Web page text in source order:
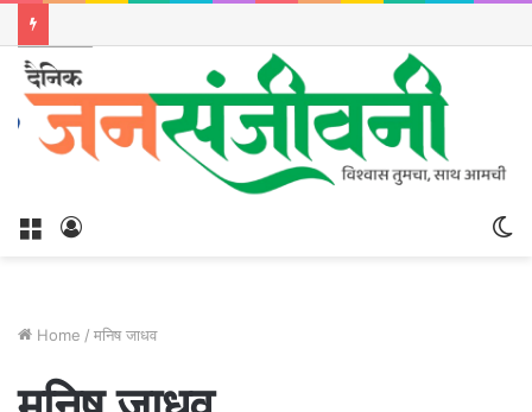
Menu
Home / मनिष जाधव